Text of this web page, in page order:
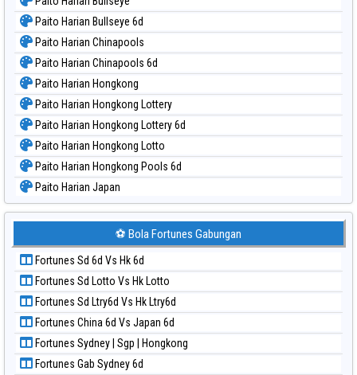
Table Angka Shio 2026
📝 Paito Warna Harian
Paito Harian Bullseye
Paito Harian Bullseye 6d
Paito Harian Chinapools
Paito Harian Chinapools 6d
Paito Harian Hongkong
Paito Harian Hongkong Lottery
Paito Harian Hongkong Lottery 6d
Paito Harian Hongkong Lotto
Paito Harian Hongkong Pools 6d
Paito Harian Japan
Paito Harian Japan 6d
Paito Harian Korea
Paito Harian Kuda Lari
Paito Harian Magnum Cambodia
⚽ Bola Fortunes Gabungan
Fortunes Sd 6d Vs Hk 6d